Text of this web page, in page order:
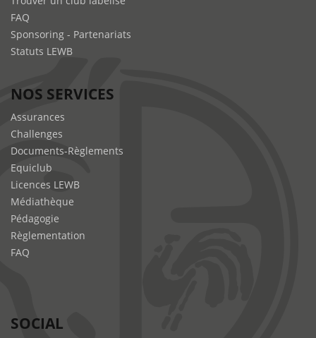
FAQ
Sponsoring - Partenariats
Statuts LEWB
NOS SERVICES
Assurances
Challenges
Documents-Règlements
Equiclub
Licences LEWB
Médiathèque
Pédagogie
Règlementation
FAQ
SOCIAL